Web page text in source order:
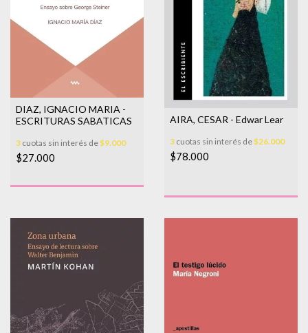
DIAZ, IGNACIO MARIA -
ESCRITURAS SABATICAS
3 cuotas sin interés de$9.000
$27.000
AIRA, CESAR - Edwar Lear
3 cuotas sin interés de$26.000
$78.000